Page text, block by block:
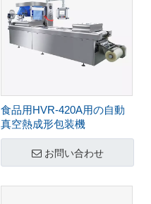
食品用HVR-420A用の自動
真空熱成形包装機
お問い合わせ